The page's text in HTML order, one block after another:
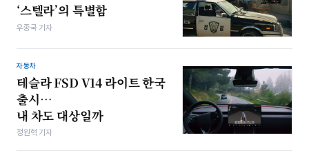
‘스텔라’의 특별함
우종국 기자
자동차
테슬라 FSD V14 라이트 한국
출시…
내 차도 대상일까
정원혁 기자